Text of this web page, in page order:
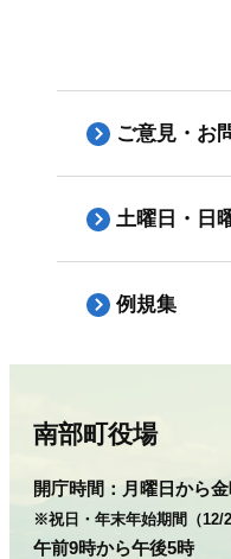
ご意見・お
土曜日・日
例規集
南部町役場
開庁時間： 月曜日から金
※祝日・年末年始期間（12/
午前9時から午後5時